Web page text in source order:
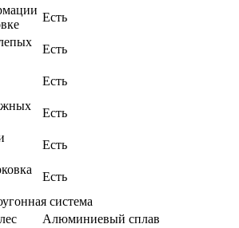
Есть
Есть
Есть
Есть
Есть
Есть
система
Алюминиевый сплав